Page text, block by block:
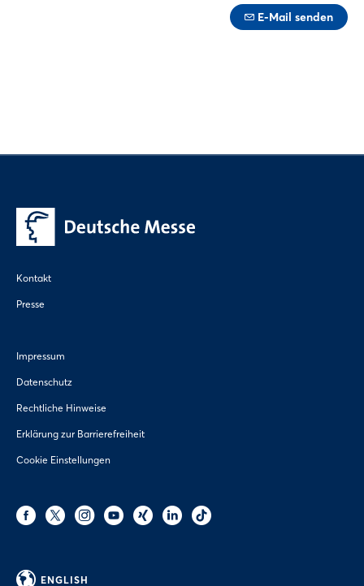
E-Mail senden
Kontakt
Presse
Impressum
Datenschutz
Rechtliche Hinweise
Erklärung zur Barrierefreiheit
Cookie Einstellungen
ENGLISH